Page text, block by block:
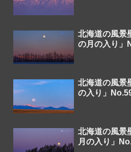
北海道の風景
の月の入り」
北海道の風景
の入り」
北海道の風景
月の入り」